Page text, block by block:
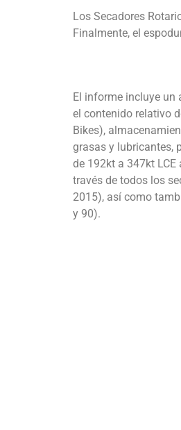
Los Secadores
Finalmente, el
El informe incluye
el contenido relativo
Bikes),
grasas y lubricantes,
de 192kt a 347kt
través de todos los
2015), así como
y 90).